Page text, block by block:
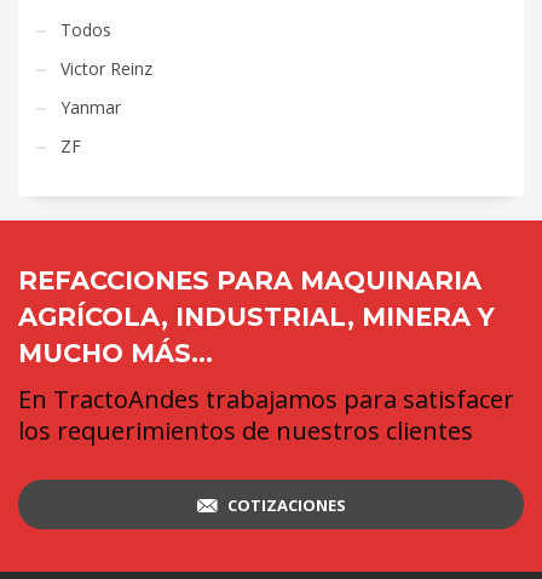
Todos
Victor Reinz
Yanmar
ZF
REFACCIONES PARA MAQUINARIA
AGRÍCOLA, INDUSTRIAL, MINERA Y
MUCHO MÁS...
En TractoAndes trabajamos para satisfacer
los requerimientos de nuestros clientes
COTIZACIONES